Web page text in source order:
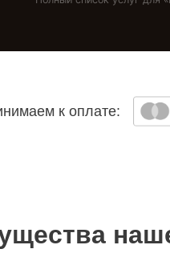
к оплате: